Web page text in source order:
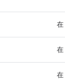
在
在
在